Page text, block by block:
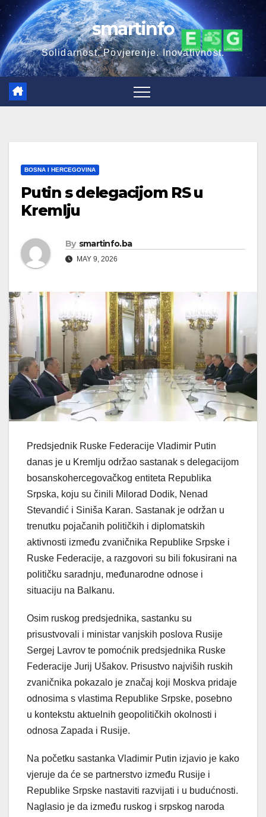
Skip
to
content
smartinfo
Solidarnost. Povjerenje. Inovativnost.
BOSNA I HERCEGOVINA
Putin s delegacijom RS u
Kremlju
By smartinfo.ba
MAY 9, 2026
Predsjednik Ruske Federacije Vladimir Putin
danas je u Kremlju održao sastanak s delegacijom
bosanskohercegovačkog entiteta Republika
Srpska, koju su činili Milorad Dodik, Nenad
Stevandić i Siniša Karan. Sastanak je održan u
trenutku pojačanih političkih i diplomatskih
aktivnosti između zvaničnika Republike Srpske i
Ruske Federacije, a razgovori su bili fokusirani na
političku saradnju, međunarodne odnose i
situaciju na Balkanu.
Osim ruskog predsjednika, sastanku su
prisustvovali i ministar vanjskih poslova Rusije
Sergej Lavrov te pomoćnik predsjednika Ruske
Federacije Jurij Ušakov. Prisustvo najviših ruskih
zvaničnika pokazalo je značaj koji Moskva pridaje
odnosima s vlastima Republike Srpske, posebno
u kontekstu aktuelnih geopolitičkih okolnosti i
odnosa Zapada i Rusije.
Na početku sastanka Vladimir Putin izjavio je kako
vjeruje da će se partnerstvo između Rusije i
Republike Srpske nastaviti razvijati i u budućnosti.
Naglasio je da između ruskog i srpskog naroda